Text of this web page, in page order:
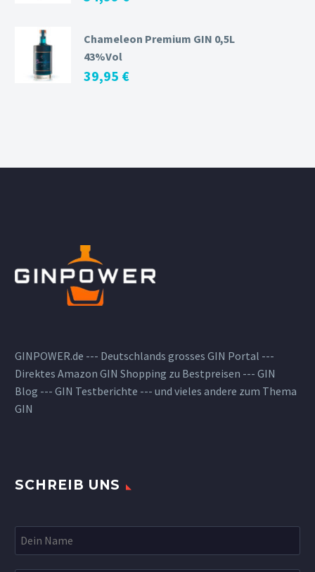
Chameleon Premium GIN 0,5L
43%Vol
39,95 €
GINPOWER.de --- Deutschlands grosses GIN Portal ---
Direktes Amazon GIN Shopping zu Bestpreisen --- GIN
Blog --- GIN Testberichte --- und vieles andere zum Thema
GIN
SCHREIB UNS